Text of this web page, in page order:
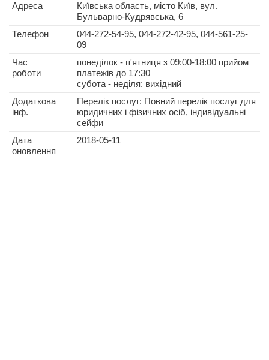
Адреса
Київська область, місто Київ, вул.
Бульварно-Кудрявська, 6
Телефон
044-272-54-95, 044-272-42-95, 044-561-25-
09
Час
роботи
понеділок - п'ятниця з 09:00-18:00 прийом
платежів до 17:30
субота - неділя: вихідний
Додаткова
інф.
Перелік послуг: Повний перелік послуг для
юридичних і фізичних осіб, індивідуальні
сейфи
Дата
оновлення
2018-05-11